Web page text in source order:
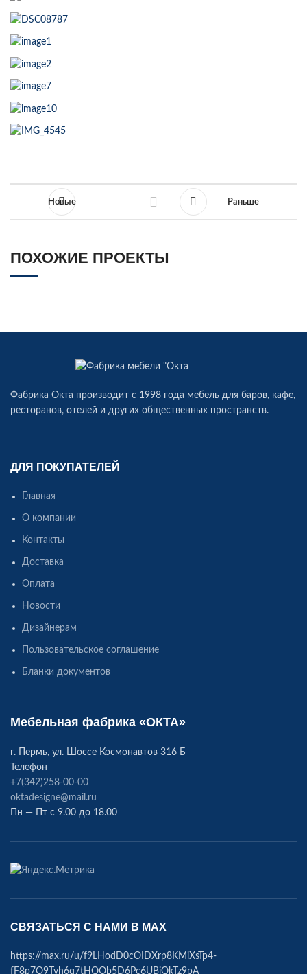
Новые Раньше
ПОХОЖИЕ ПРОЕКТЫ
Фабрика Окта производит c 1998 года мебель для баров, кафе,
ресторанов, отелей и других общественных пространств.
ДЛЯ ПОКУПАТЕЛЕЙ
Главная
О компании
Контакты
Доставка
Оплата
Новости
Дизайнерам
Пользовательское соглашение
Бланки документов
Мебельная фабрика «ОКТА»
г. Пермь, ул. Шоссе Космонавтов 316 Б
Телефон
+7(342)258-00-00
oktadesigne@mail.ru
Пн — Пт с 9.00 до 18.00
СВЯЗАТЬСЯ С НАМИ В МАХ
https://max.ru/u/f9LHodD0cOIDXrp8KMiXsTp4-
fF8p7O9Tvh6q7tHQOb5D6Pc6UBjQkTz9pA